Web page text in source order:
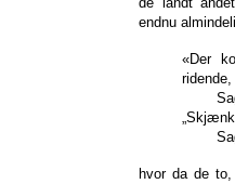
endnu
«Der
ridende,
hvor da de